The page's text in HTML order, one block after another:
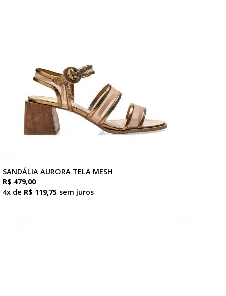
SANDÁLIA AURORA TELA MESH
R$ 479,00
4x de R$ 119,75 sem juros